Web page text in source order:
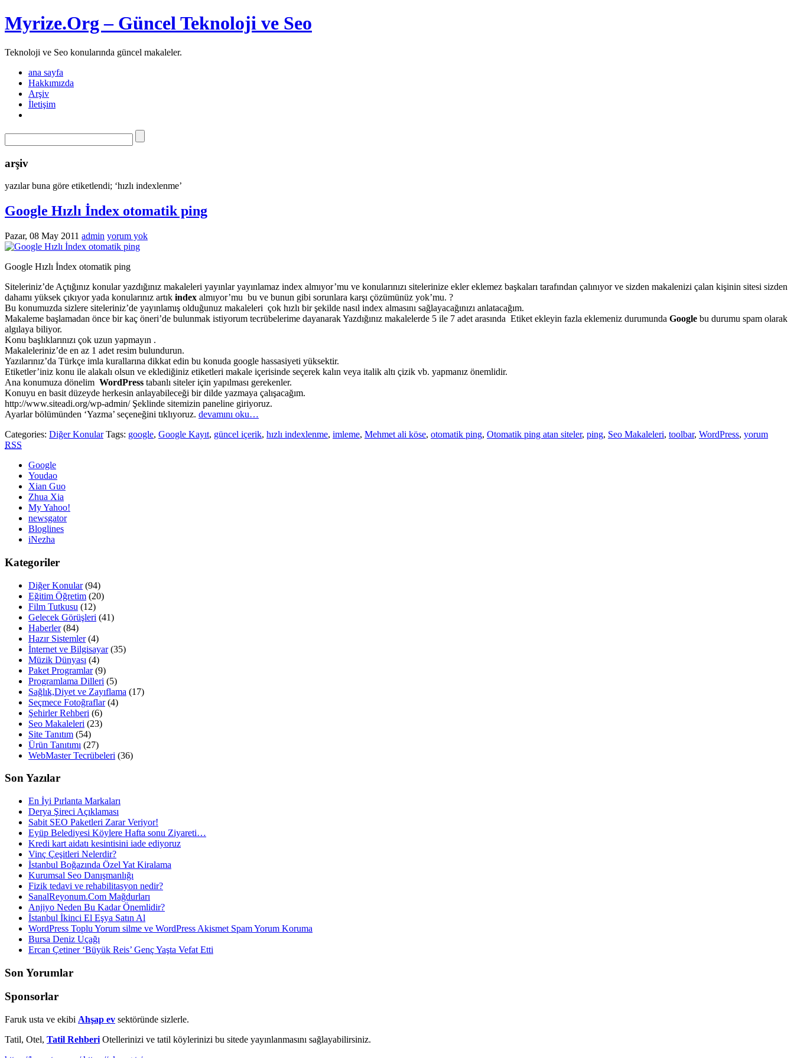
Myrize.Org – Güncel Teknoloji ve Seo
Teknoloji ve Seo konularında güncel makaleler.
ana sayfa
Hakkımızda
Arşiv
İletişim
arşiv
yazılar buna göre etiketlendi; ‘hızlı indexlenme’
Google Hızlı İndex otomatik ping
Pazar, 08 May 2011 admin yorum yok
Google Hızlı İndex otomatik ping
Siteleriniz’de Açtığınız konular yazdığınız makaleleri yayınlar yayınlamaz index almıyor’mu ve konularınızı sitelerinize ekler eklemez başkaları tarafından çalınıyor ve sizden makalenizi çalan kişinin sitesi sizden
dahamı yüksek çıkıyor yada konularınız artık index almıyor’mu bu ve bunun gibi sorunlara karşı çözümünüz yok’mu. ?
Bu konumuzda sizlere siteleriniz’de yayınlamış olduğunuz makaleleri çok hızlı bir şekilde nasıl index almasını sağlayacağınızı anlatacağım.
Makaleme başlamadan önce bir kaç öneri’de bulunmak istiyorum tecrübelerime dayanarak Yazdığınız makalelerde 5 ile 7 adet arasında Etiket ekleyin fazla eklemeniz durumunda Google bu durumu spam olarak
algılaya biliyor.
Konu başlıklarınızı çok uzun yapmayın .
Makaleleriniz’de en az 1 adet resim bulundurun.
Yazılarınız’da Türkçe imla kurallarına dikkat edin bu konuda google hassasiyeti yüksektir.
Etiketler’iniz konu ile alakalı olsun ve eklediğiniz etiketleri makale içerisinde seçerek kalın veya italik altı çizik vb. yapmanız önemlidir.
Ana konumuza dönelim WordPress tabanlı siteler için yapılması gerekenler.
Konuyu en basit düzeyde herkesin anlayabileceği bir dilde yazmaya çalışacağım.
http://www.siteadi.org/wp-admin/ Şeklinde sitemizin paneline giriyoruz.
Ayarlar bölümünden ‘Yazma’ seçeneğini tıklıyoruz. devamını oku…
Categories: Diğer Konular Tags: google, Google Kayıt, güncel içerik, hızlı indexlenme, imleme, Mehmet ali köse, otomatik ping, Otomatik ping atan siteler, ping, Seo Makaleleri, toolbar, WordPress, yorum
RSS
Google
Youdao
Xian Guo
Zhua Xia
My Yahoo!
newsgator
Bloglines
iNezha
Kategoriler
Diğer Konular(94)
Eğitim Öğretim (20)
Film Tutkusu (12)
Gelecek Görüşleri (41)
Haberler(84)
Hazır Sistemler(4)
İnternet ve Bilgisayar(35)
Müzik Dünyası (4)
Paket Programlar(9)
Programlama Dilleri (5)
Sağlık,Diyet ve Zayıflama (17)
Seçmece Fotoğraflar(4)
Şehirler Rehberi (6)
Seo Makaleleri (23)
Site Tanıtım (54)
Ürün Tanıtımı (27)
WebMaster Tecrübeleri (36)
Son Yazılar
En İyi Pırlanta Markaları
Derya Şireci Açıklaması
Sabit SEO Paketleri Zarar Veriyor!
Eyüp Belediyesi Köylere Hafta sonu Ziyareti…
Kredi kart aidatı kesintisini iade ediyoruz
Vinç Çeşitleri Nelerdir?
İstanbul Boğazında Özel Yat Kiralama
Kurumsal Seo Danışmanlığı
Fizik tedavi ve rehabilitasyon nedir?
SanalReyonum.Com Mağdurları
Anjiyo Neden Bu Kadar Önemlidir?
İstanbul İkinci El Eşya Satın Al
WordPress Toplu Yorum silme ve WordPress Akismet Spam Yorum Koruma
Bursa Deniz Uçağı
Ercan Çetiner ‘Büyük Reis’ Genç Yaşta Vefat Etti
Son Yorumlar
Sponsorlar
Faruk usta ve ekibi Ahşap ev sektöründe sizlerle.
Tatil, Otel, Tatil Rehberi Otellerinizi ve tatil köylerinizi bu sitede yayınlanmasını sağlayabilirsiniz.